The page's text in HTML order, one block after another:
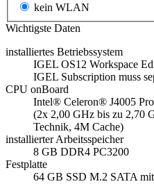
kein WLAN
Wichtigste Daten
installiertes Betriebssystem
IGEL OS12 Workspace
IGEL Subscription muss
CPU onBoard
Intel® Celeron® J4005
(2x 2,00 GHz bis zu 2,70
Technik, 4M Cache)
installierter Arbeitsspeicher
8 GB DDR4 PC3200
Festplatte
64 GB SSD M.2 SATA